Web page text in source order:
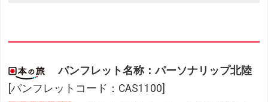
パンフレット名称：パーソナリップ北陸
[パンフレットコード：CAS1100]